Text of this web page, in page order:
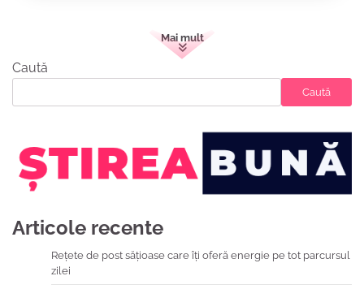
Mai mult
Caută
Caută
Articole recente
Rețete de post sățioase care îți oferă energie pe tot parcursul
zilei